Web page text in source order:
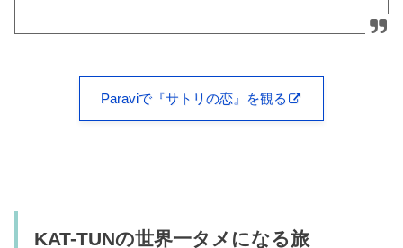
Paraviで『サトリの恋』を観る
KAT-TUNの世界一タメになる旅